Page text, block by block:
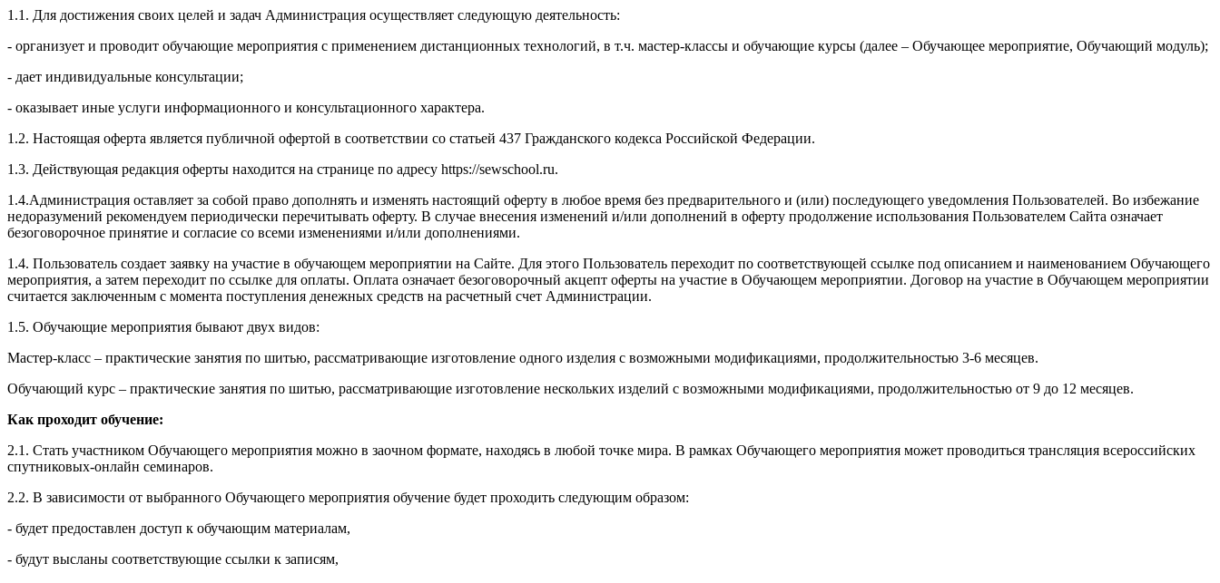
1.1. Для достижения своих целей и задач Администрация осуществляет следующую деятельность:
- организует и проводит обучающие мероприятия с применением дистанционных технологий, в т.ч. мастер-классы и обучающие курсы (далее – Обучающее мероприятие, Обучающий модуль);
- дает индивидуальные консультации;
- оказывает иные услуги информационного и консультационного характера.
1.2. Настоящая оферта является публичной офертой в соответствии со статьей 437 Гражданского кодекса Российской Федерации.
1.3. Действующая редакция оферты находится на странице по адресу https://sewschool.ru.
1.4.Администрация оставляет за собой право дополнять и изменять настоящий оферту в любое время без предварительного и (или) последующего уведомления Пользователей. Во избежание
недоразумений рекомендуем периодически перечитывать оферту. В случае внесения изменений и/или дополнений в оферту продолжение использования Пользователем Сайта означает
безоговорочное принятие и согласие со всеми изменениями и/или дополнениями.
1.4. Пользователь создает заявку на участие в обучающем мероприятии на Сайте. Для этого Пользователь переходит по соответствующей ссылке под описанием и наименованием Обучающего
мероприятия, а затем переходит по ссылке для оплаты. Оплата означает безоговорочный акцепт оферты на участие в Обучающем мероприятии. Договор на участие в Обучающем мероприятии
считается заключенным с момента поступления денежных средств на расчетный счет Администрации.
1.5. Обучающие мероприятия бывают двух видов:
Мастер-класс – практические занятия по шитью, рассматривающие изготовление одного изделия с возможными модификациями, продолжительностью 3-6 месяцев.
Обучающий курс – практические занятия по шитью, рассматривающие изготовление нескольких изделий с возможными модификациями, продолжительностью от 9 до 12 месяцев.
Как проходит обучение:
2.1. Стать участником Обучающего мероприятия можно в заочном формате, находясь в любой точке мира. В рамках Обучающего мероприятия может проводиться трансляция всероссийских
спутниковых-онлайн семинаров.
2.2. В зависимости от выбранного Обучающего мероприятия обучение будет проходить следующим образом:
- будет предоставлен доступ к обучающим материалам,
- будут высланы соответствующие ссылки к записям,